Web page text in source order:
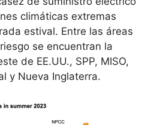
climáticas extremas
estival. Entre las áreas
se encuentran la
de EE.UU., SPP, MISO,
y Nueva Inglaterra.